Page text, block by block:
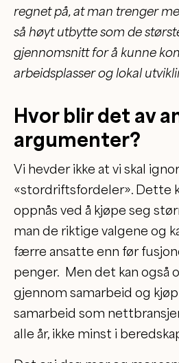
regnet på, at man trenger
så høyt utbytte som de
gjennomsnitt for å kunne
arbeidsplasser og lokal
Hvor blir det av
argumenter?
Vi hevder ikke at vi skal
«stordriftsfordeler». Dette
oppnås ved å kjøpe seg
man de riktige valgene og
færre ansatte enn før
penger. Men det kan også
gjennom samarbeid og
samarbeid som
alle år, ikke minst i